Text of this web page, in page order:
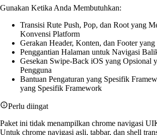
Gunakan Ketika Anda Membutuhkan:
Transisi Rute Push, Pop, dan Root yang
Konvensi Platform
Gerakan Header, Konten, dan Footer
Penggantian Halaman untuk Navigasi
Gesekan Swipe-Back iOS yang Opsional
Pengguna
Bantuan Pengaturan yang Spesifik
yang Spesifik Framework
Perlu diingat
Paket ini tidak menampilkan chrome navigasi
Untuk chrome navigasi asli, tabbar, dan shell